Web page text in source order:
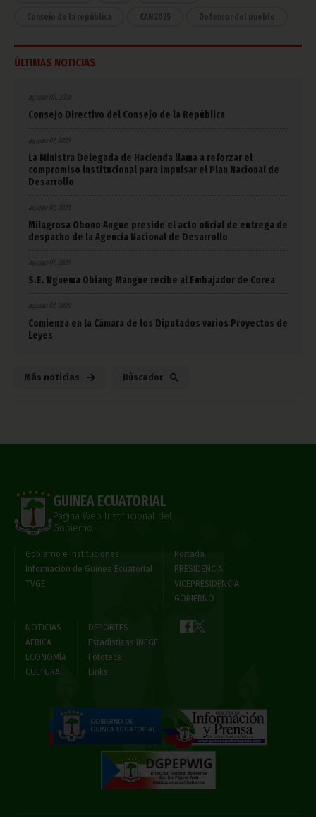
Consejo de la república CAN 2025 Defensor del pueblo
ÚLTIMAS NOTICIAS
Consejo Directivo del Consejo de la República
agosto 07, 2026
La Ministra Delegada de Hacienda llama a reforzar el
compromiso institucional para impulsar el Plan Nacional de
Desarrollo
agosto 07, 2026
Milagrosa Obono Angue preside el acto oficial de entrega de
despacho de la Agencia Nacional de Desarrollo
agosto 07, 2026
S.E. Nguema Obiang Mangue recibe al Embajador de Corea
agosto 07, 2026
Comienza en la Cámara de los Diputados varios Proyectos de
Leyes
Más noticias Búscador
GUINEA ECUATORIAL
Página Web Institucional del
Gobierno
Gobierno e Instituciones
Información de Guinea Ecuatorial
TVGE
Portada
PRESIDENCIA
VICEPRESIDENCIA
GOBIERNO
NOTICIAS
ÁFRICA
ECONOMÍA
CULTURA
DEPORTES
Estadísticas INEGE
Fototeca
Links